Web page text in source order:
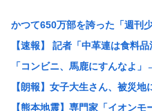
かつて650万部を誇った「週刊
【速報】 記者「中革連は食料
「コンビニ、馬鹿にすんなよ
【朗報】女子大生さん、被災
【熊本地震】専門家「イオン